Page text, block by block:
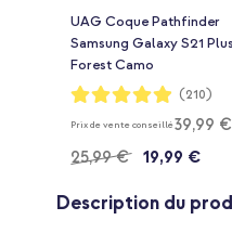
UAG Coque Pathfinder
Samsung Galaxy S21
Forest Camo
Notation:
98%
(210)
Prix de vente conseillé39,99 €
25,99 €
19,99 €
Description du